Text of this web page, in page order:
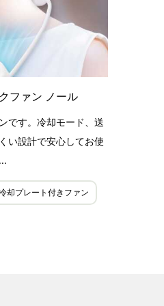
ファン ノール
です。冷却モード、送
い設計で安心してお使
却プレート付きファン